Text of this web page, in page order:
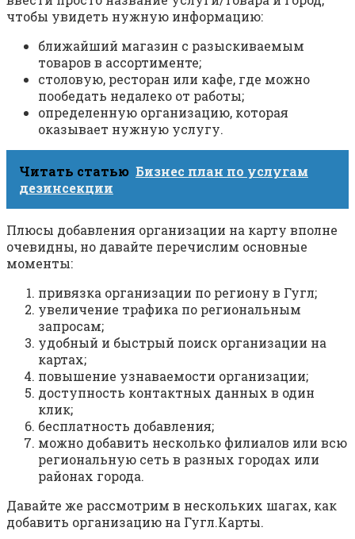
чтобы увидеть нужную информацию:
ближайший магазин с разыскиваемым
товаров в ассортименте;
столовую, ресторан или кафе, где можно
пообедать недалеко от работы;
определенную организацию, которая
оказывает нужную услугу.
Читать статью Бизнес план по услугам
дезинсекции
Плюсы добавления организации на карту вполне
очевидны, но давайте перечислим основные
моменты:
привязка организации по региону в Гугл;
увеличение трафика по региональным
запросам;
удобный и быстрый поиск организации на
картах;
повышение узнаваемости организации;
доступность контактных данных в один
клик;
бесплатность добавления;
можно добавить несколько филиалов или всю
региональную сеть в разных городах или
районах города.
Давайте же рассмотрим в нескольких шагах, как
добавить организацию на Гугл.Карты.